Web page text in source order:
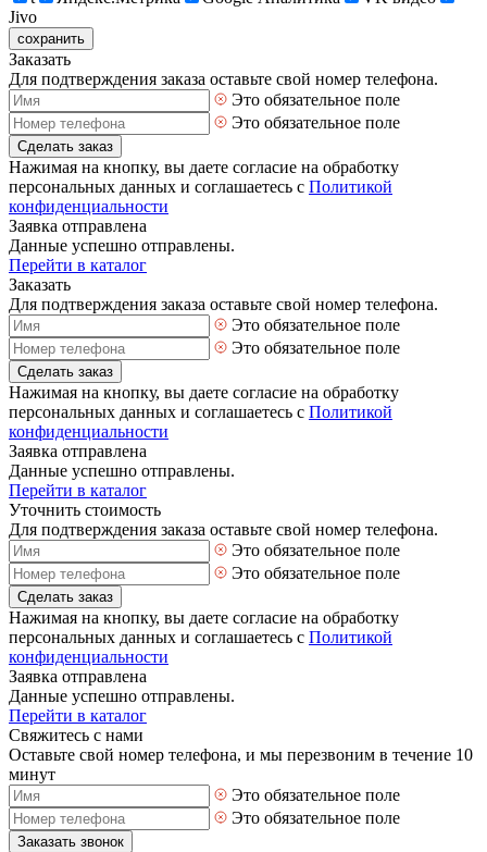
Jivo
сохранить
Заказать
Для подтверждения заказа оставьте свой номер телефона.
Это обязательное поле
Это обязательное поле
Сделать заказ
Нажимая на кнопку, вы даете согласие на обработку
персональных данных и соглашаетесь с Политикой
конфиденциальности
Заявка отправлена
Данные успешно отправлены.
Перейти в каталог
Заказать
Для подтверждения заказа оставьте свой номер телефона.
Это обязательное поле
Это обязательное поле
Сделать заказ
Нажимая на кнопку, вы даете согласие на обработку
персональных данных и соглашаетесь с Политикой
конфиденциальности
Заявка отправлена
Данные успешно отправлены.
Перейти в каталог
Уточнить стоимость
Для подтверждения заказа оставьте свой номер телефона.
Это обязательное поле
Это обязательное поле
Сделать заказ
Нажимая на кнопку, вы даете согласие на обработку
персональных данных и соглашаетесь с Политикой
конфиденциальности
Заявка отправлена
Данные успешно отправлены.
Перейти в каталог
Свяжитесь с нами
Оставьте свой номер телефона, и мы перезвоним в течение 10
минут
Это обязательное поле
Это обязательное поле
Заказать звонок